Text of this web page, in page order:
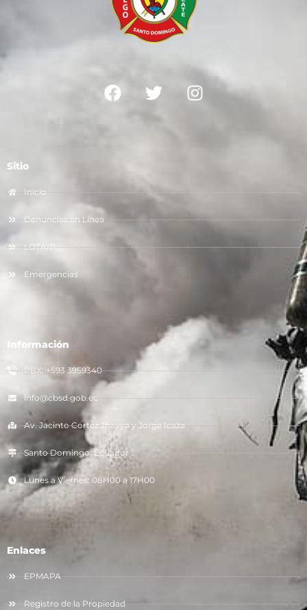
Sitio
Inicio
Denuncias en Línea
LOTAIP
Emergencias
Información
PBX: +593 3959340
info@cbsd.gob.ec
Av. Jacinto Cortéz Jhayya y Jorge Icaza
Santo Domingo, Ecuador
Lunes a Viernes: 08H00 a 17H00
Enlaces
EPMAPA
Registro de la Propiedad